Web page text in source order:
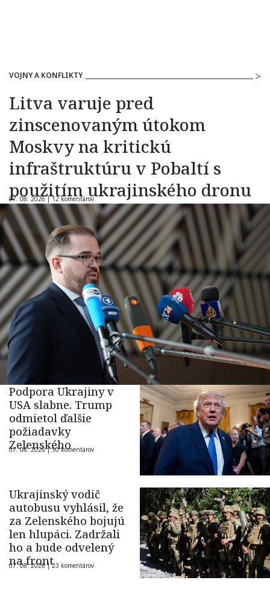
VOJNY A KONFLIKTY
Litva varuje pred
zinscenovaným útokom
Moskvy na kritickú
infraštruktúru v Pobaltí s
použitím ukrajinského dronu
07. 08. 2026 |12 komentárov
Podpora Ukrajiny v
USA slabne. Trump
odmietol ďalšie
požiadavky
Zelenského
07. 08. 2026 |50 komentárov
Ukrajinský vodič
autobusu vyhlásil, že
za Zelenského bojujú
len hlupáci. Zadržali
ho a bude odvelený
na front
07. 08. 2026 |23 komentárov